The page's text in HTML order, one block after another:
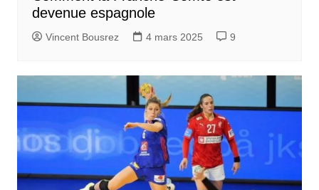
devenue espagnole
Vincent Bousrez 4 mars 2025 9